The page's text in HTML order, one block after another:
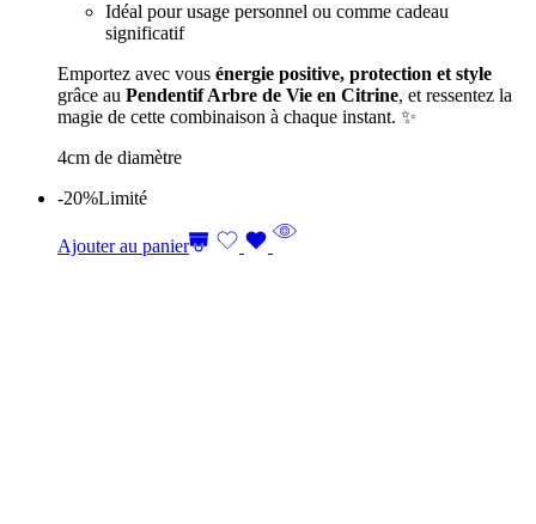
Idéal pour usage personnel ou comme cadeau
significatif
Emportez avec vous énergie positive, protection et style
grâce au Pendentif Arbre de Vie en Citrine, et ressentez la
magie de cette combinaison à chaque instant. ✨
4cm de diamètre
-20%Limité
Ajouter au panier